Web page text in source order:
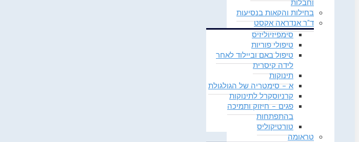
וחבלות
בחילות והקאות בנסיעות
ד"ר אנדראה אקסט
סימפיזיוליזיס
טיפולי פוריות
טיפול באם וביילוד לאחר
לידה קיסרית
תינוקות
א – סימטריה של הגולגולת
קרניוסקרל לתינוקות
פגים – חיזוק ותמיכה
בהתפתחות
טורטיקוליס
טראומה